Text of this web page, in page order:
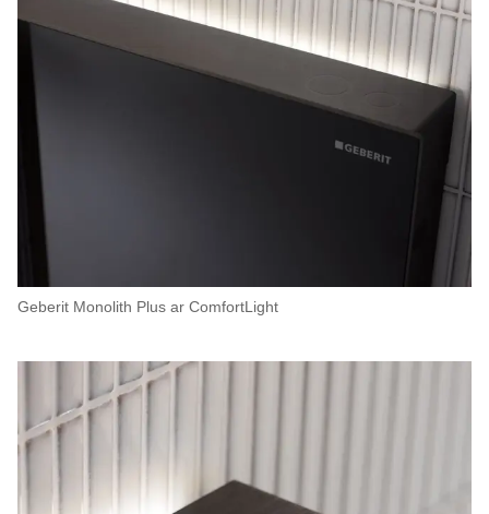
Geberit Monolith Plus ar ComfortLight